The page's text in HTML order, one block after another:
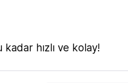
hızlı ve kolay!